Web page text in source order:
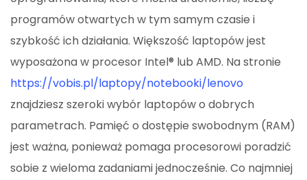
programów otwartych w tym samym czasie i
szybkość ich działania. Większość laptopów jest
wyposażona w procesor Intel® lub AMD. Na stronie
https://vobis.pl/laptopy/notebooki/lenovo
znajdziesz szeroki wybór laptopów o dobrych
parametrach. Pamięć o dostępie swobodnym (RAM)
jest ważna, ponieważ pomaga procesorowi poradzić
sobie z wieloma zadaniami jednocześnie. Co najmniej